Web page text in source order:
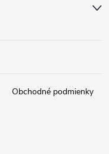
Obchodné podmienky